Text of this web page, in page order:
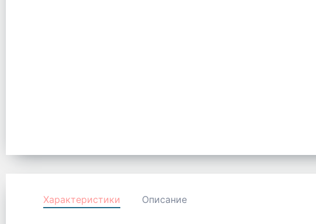
Характеристики Описание